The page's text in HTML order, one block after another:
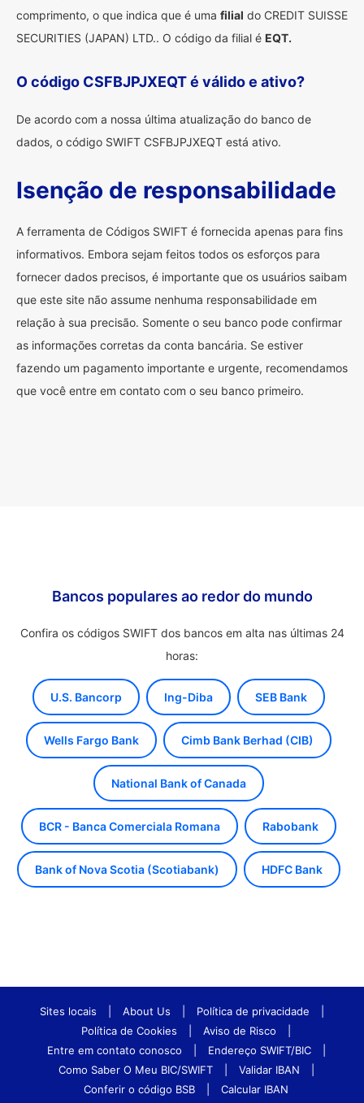
comprimento, o que indica que é uma filial do CREDIT SUISSE
SECURITIES (JAPAN) LTD.. O código da filial é EQT.
O código CSFBJPJXEQT é válido e ativo?
De acordo com a nossa última atualização do banco de
dados, o código SWIFT CSFBJPJXEQT está ativo.
Isenção de responsabilidade
A ferramenta de Códigos SWIFT é fornecida apenas para fins
informativos. Embora sejam feitos todos os esforços para
fornecer dados precisos, é importante que os usuários saibam
que este site não assume nenhuma responsabilidade em
relação à sua precisão. Somente o seu banco pode confirmar
as informações corretas da conta bancária. Se estiver
fazendo um pagamento importante e urgente, recomendamos
que você entre em contato com o seu banco primeiro.
Bancos populares ao redor do mundo
Confira os códigos SWIFT dos bancos em alta nas últimas 24
horas:
U.S. Bancorp Ing-Diba SEB Bank
Wells Fargo Bank Cimb Bank Berhad (CIB)
National Bank of Canada
BCR - Banca Comerciala Romana Rabobank
Bank of Nova Scotia (Scotiabank) HDFC Bank
Sites locais About Us Política de privacidade
Política de Cookies
Aviso de Risco
Entre em contato conosco
Endereço SWIFT/BIC
Como Saber O Meu BIC/SWIFT
Validar IBAN
Conferir o código BSB
Calcular IBAN